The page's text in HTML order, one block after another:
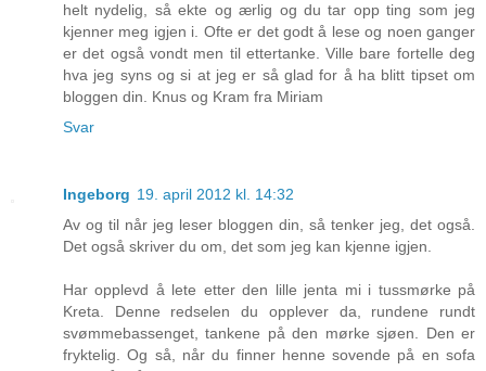
helt nydelig, så ekte og ærlig og du tar opp ting som jeg
kjenner meg igjen i. Ofte er det godt å lese og noen ganger
er det også vondt men til ettertanke. Ville bare fortelle deg
hva jeg syns og si at jeg er så glad for å ha blitt tipset om
bloggen din. Knus og Kram fra Miriam
Svar
Ingeborg 19. april 2012 kl. 14:32
Av og til når jeg leser bloggen din, så tenker jeg, det også.
Det også skriver du om, det som jeg kan kjenne igjen.
Har opplevd å lete etter den lille jenta mi i tussmørke på
Kreta. Denne redselen du opplever da, rundene rundt
svømmebassenget, tankene på den mørke sjøen. Den er
fryktelig. Og så, når du finner henne sovende på en sofa